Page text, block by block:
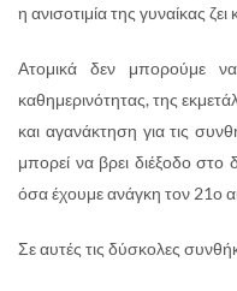
η ανισοτιμία της γυναίκας ζει
Ατομικά δεν μπορούμε
καθημερινότητας, της
και αγανάκτηση για τις
μπορεί να βρει διέξοδο στο
όσα έχουμε ανάγκη τον 21ο
Σε αυτές τις δύσκολες